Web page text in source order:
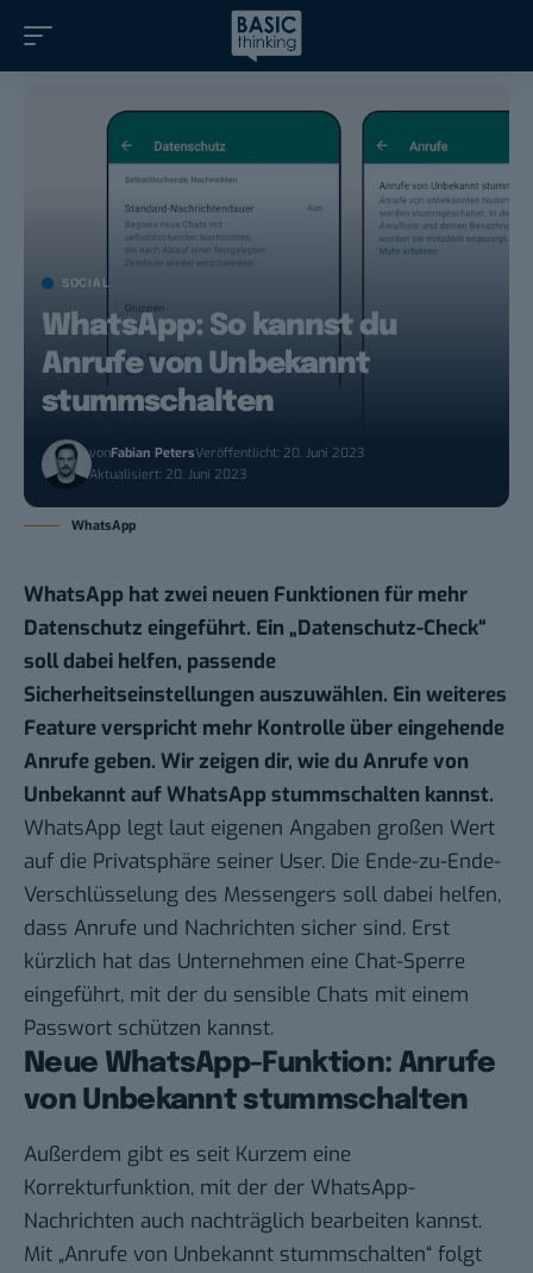
SOCIAL
WhatsApp: So kannst du
Anrufe von Unbekannt
stummschalten
vonFabian PetersVeröffentlicht: 20. Juni 2023
Aktualisiert: 20. Juni 2023
WhatsApp
WhatsApp hat zwei neuen Funktionen für mehr
Datenschutz eingeführt. Ein „Datenschutz-Check“
soll dabei helfen, passende
Sicherheitseinstellungen auszuwählen. Ein weiteres
Feature verspricht mehr Kontrolle über eingehende
Anrufe geben. Wir zeigen dir, wie du Anrufe von
Unbekannt auf WhatsApp stummschalten kannst.
WhatsApp legt laut eigenen Angaben großen Wert
auf die Privatsphäre seiner User. Die Ende-zu-Ende-
Verschlüsselung des Messengers soll dabei helfen,
dass Anrufe und Nachrichten sicher sind. Erst
kürzlich hat das Unternehmen eine Chat-Sperre
eingeführt, mit der du sensible Chats mit einem
Passwort schützen kannst.
Neue WhatsApp-Funktion: Anrufe
von Unbekannt stummschalten
Außerdem gibt es seit Kurzem eine
Korrekturfunktion, mit der der WhatsApp-
Nachrichten auch nachträglich bearbeiten kannst.
Mit „Anrufe von Unbekannt stummschalten“ folgt